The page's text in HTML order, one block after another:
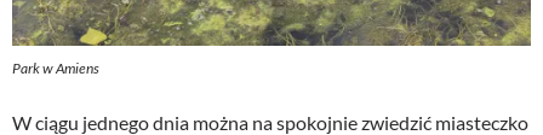
Park w Amiens
W ciągu jednego dnia można na spokojnie zwiedzić miasteczko